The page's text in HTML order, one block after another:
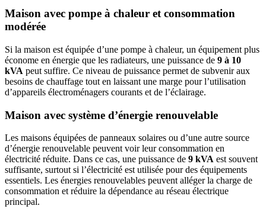
Maison avec pompe à chaleur et consommation
modérée
Si la maison est équipée d’une pompe à chaleur, un équipement plus
économe en énergie que les radiateurs, une puissance de 9 à 10
kVA peut suffire. Ce niveau de puissance permet de subvenir aux
besoins de chauffage tout en laissant une marge pour l’utilisation
d’appareils électroménagers courants et de l’éclairage.
Maison avec système d’énergie renouvelable
Les maisons équipées de panneaux solaires ou d’une autre source
d’énergie renouvelable peuvent voir leur consommation en
électricité réduite. Dans ce cas, une puissance de 9 kVA est souvent
suffisante, surtout si l’électricité est utilisée pour des équipements
essentiels. Les énergies renouvelables peuvent alléger la charge de
consommation et réduire la dépendance au réseau électrique
principal.